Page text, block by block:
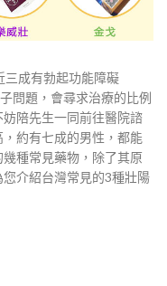
三成有勃起功能障礙
問題，會尋求治療的比例
陪先生一同前往醫院諮
約有七成的男性，都能
種常見藥物，除了其原
介紹台灣常見的3種壯陽